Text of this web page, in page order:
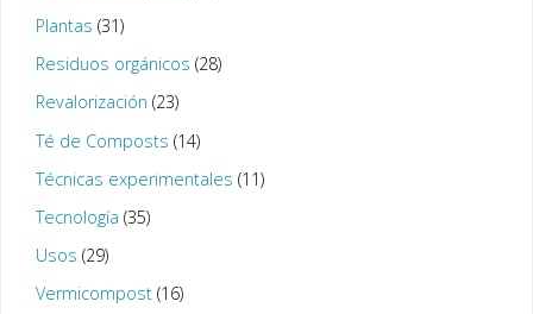
Plantas (31)
Residuos orgánicos (28)
Revalorización (23)
Té de Composts (14)
Técnicas experimentales (11)
Tecnología (35)
Usos (29)
Vermicompost(16)